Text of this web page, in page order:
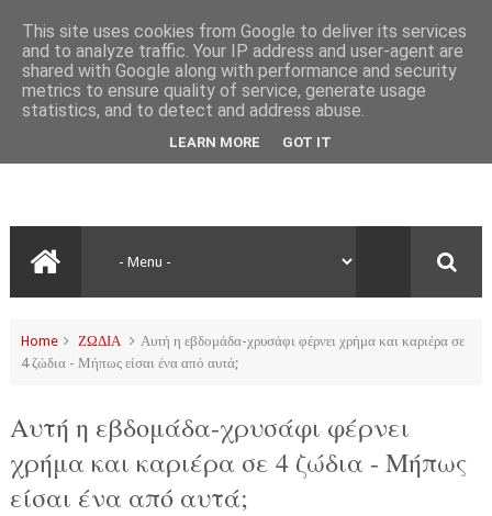
Home ΖΩΔΙΑ
Αυτή η εβδομάδα-χρυσάφι φέρνει χρήμα και καριέρα σε
4 ζώδια - Μήπως είσαι ένα από αυτά;
Αυτή η εβδομάδα-χρυσάφι φέρνει
χρήμα και καριέρα σε 4 ζώδια - Μήπως
είσαι ένα από αυτά;
This site uses cookies from Google to deliver its services
and to analyze traffic. Your IP address and user-agent are
shared with Google along with performance and security
metrics to ensure quality of service, generate usage
statistics, and to detect and address abuse.
LEARN MORE GOT IT